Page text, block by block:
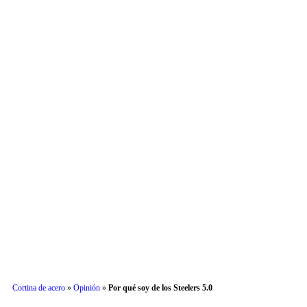
Cortina de acero » Opinión » Por qué soy de los Steelers 5.0